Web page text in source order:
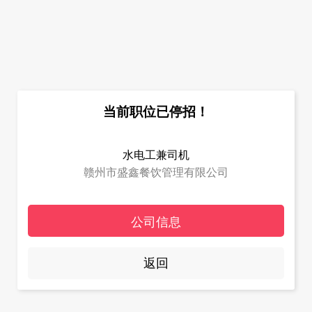
当前职位已停招！
水电工兼司机
赣州市盛鑫餐饮管理有限公司
公司信息
返回